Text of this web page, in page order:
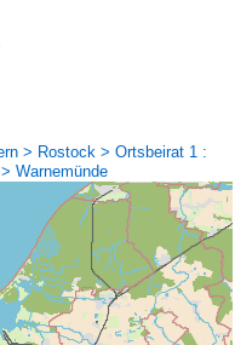
> Rostock > Ortsbeirat 1 :
Warnemünde